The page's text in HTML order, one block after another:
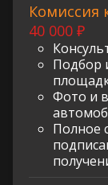
Комиссия
40 000 ₽
Подбор
Фото и
Полное